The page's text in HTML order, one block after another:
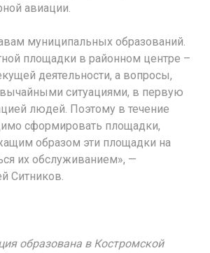
авиации.
муниципальных образований.
площадки в районном центре –
деятельности, а вопросы,
ситуациями, в первую
людей. Поэтому в течение
сформировать площадки,
образом эти площадки на
их обслуживанием», —
Ситников.
образована в Костромской